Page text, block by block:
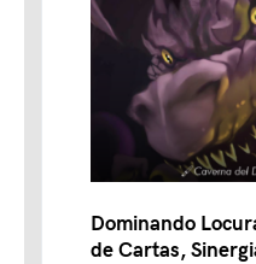
Dominando
de Cartas,